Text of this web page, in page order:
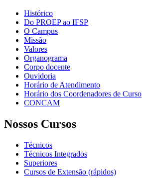
Histórico
Do PROEP ao IFSP
O Campus
Missão
Valores
Organograma
Corpo docente
Ouvidoria
Horário de Atendimento
Horário dos Coordenadores de Curso
CONCAM
Nossos Cursos
Técnicos
Técnicos Integrados
Superiores
Cursos de Extensão (rápidos)